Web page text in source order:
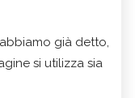
già detto,
si utilizza sia